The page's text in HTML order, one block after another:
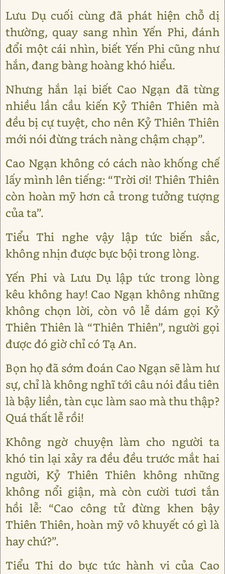
Lưu Dụ cuối cùng đã phát hiện chỗ dị
thường, quay sang nhìn Yến Phi, đánh
đổi một cái nhìn, biết Yến Phi cũng như
hắn, đang bàng hoàng khó hiểu.
Nhưng hắn lại biết Cao Ngạn đã từng
nhiều lần cầu kiến Kỷ Thiên Thiên mà
đều bị cự tuyệt, cho nên Kỷ Thiên Thiên
mới nói đừng trách nàng chậm chạp”.
Cao Ngạn không có cách nào khống chế
lấy mình lên tiếng: “Trời ơi! Thiên Thiên
còn hoàn mỹ hơn cả trong tưởng tượng
của ta”.
Tiểu Thi nghe vậy lập tức biến sắc,
không nhịn được bực bội trong lòng.
Yến Phi và Lưu Dụ lập tức trong lòng
kêu không hay! Cao Ngạn không những
không chọn lời, còn vô lễ dám gọi Kỷ
Thiên Thiên là “Thiên Thiên”, người gọi
được đó giờ chỉ có Tạ An.
Bọn họ đã sớm đoán Cao Ngạn sẽ làm hư
sự, chỉ là không nghĩ tới câu nói đầu tiên
là bậy liền, tàn cục làm sao mà thu thập?
Quá thất lễ rồi!
Không ngờ chuyện làm cho người ta
khó tin lại xảy ra đều đều trước mắt hai
người, Kỷ Thiên Thiên không những
không nổi giận, mà còn cười tươi tắn
hồi lễ: “Cao công tử đừng khen bậy
Thiên Thiên, hoàn mỹ vô khuyết có gì là
hay chứ?”.
Tiểu Thi do bực tức hành vi của Cao